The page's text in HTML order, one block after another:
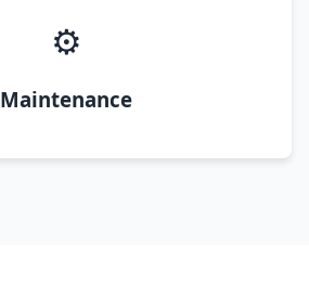
⚙️
Maintenance